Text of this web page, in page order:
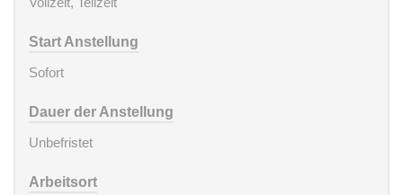
Start Anstellung
Sofort
Dauer der Anstellung
Unbefristet
Arbeitsort